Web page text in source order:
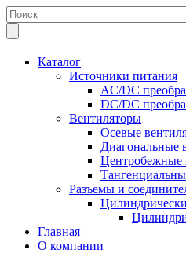
Каталог
Источники питания
AC/DC
DC/DC
Вентиляторы
Осевые
Диагональные
Центробежные
Разъемы и
Главная
О компании